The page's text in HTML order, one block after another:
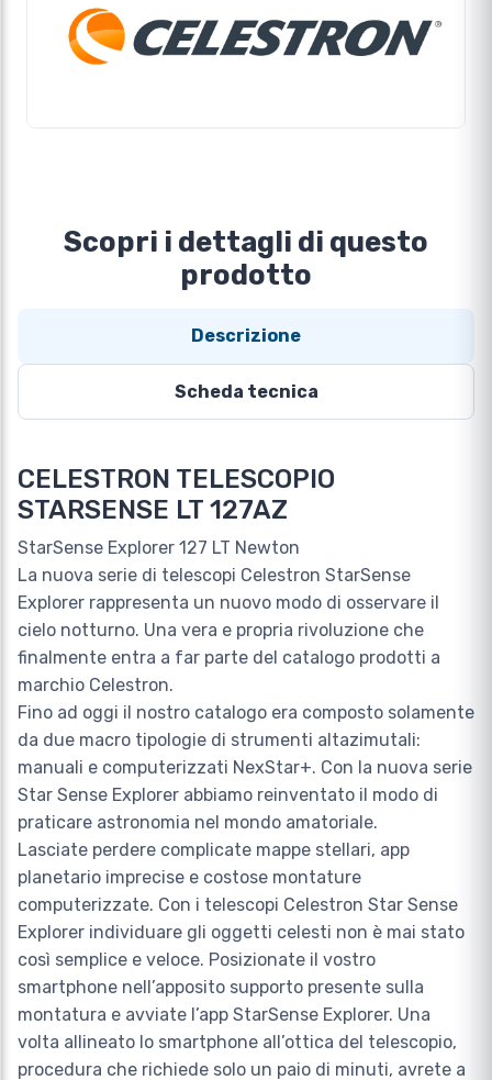
Scopri i dettagli di questo
prodotto
Descrizione
Scheda tecnica
CELESTRON TELESCOPIO
STARSENSE LT 127AZ
StarSense Explorer 127 LT Newton
La nuova serie di telescopi Celestron StarSense
Explorer rappresenta un nuovo modo di osservare il
cielo notturno. Una vera e propria rivoluzione che
finalmente entra a far parte del catalogo prodotti a
marchio Celestron.
Fino ad oggi il nostro catalogo era composto solamente
da due macro tipologie di strumenti altazimutali:
manuali e computerizzati NexStar+. Con la nuova serie
Star Sense Explorer abbiamo reinventato il modo di
praticare astronomia nel mondo amatoriale.
Lasciate perdere complicate mappe stellari, app
planetario imprecise e costose montature
computerizzate. Con i telescopi Celestron Star Sense
Explorer individuare gli oggetti celesti non è mai stato
così semplice e veloce. Posizionate il vostro
smartphone nell’apposito supporto presente sulla
montatura e avviate l’app StarSense Explorer. Una
volta allineato lo smartphone all’ottica del telescopio,
procedura che richiede solo un paio di minuti, avrete a